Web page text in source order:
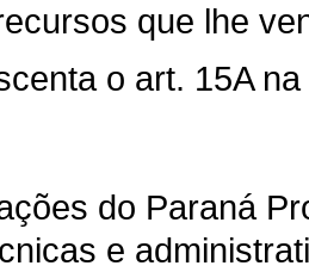
que lhe
o art. 15A
do Paraná
e